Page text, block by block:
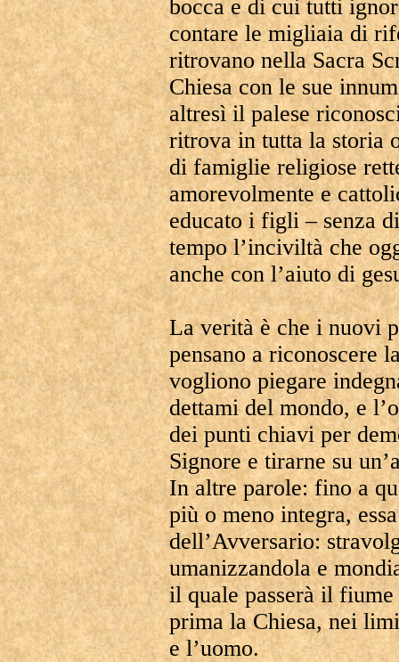
bocca e di cui tutti
contare le migliaia di
ritrovano nella Sacra
Chiesa con le sue
altresì il palese
ritrova in tutta la storia
di famiglie religiose
amorevolmente e
educato i figli – senza
tempo l’inciviltà che
anche con l’aiuto di
La verità è che i nuovi
pensano a riconoscere
vogliono piegare
dettami del mondo, e
dei punti chiavi per
Signore e tirarne su
In altre parole: fino a
più o meno integra,
dell’Avversario:
umanizzandola e
il quale passerà il
prima la Chiesa, nei
e l’uomo.